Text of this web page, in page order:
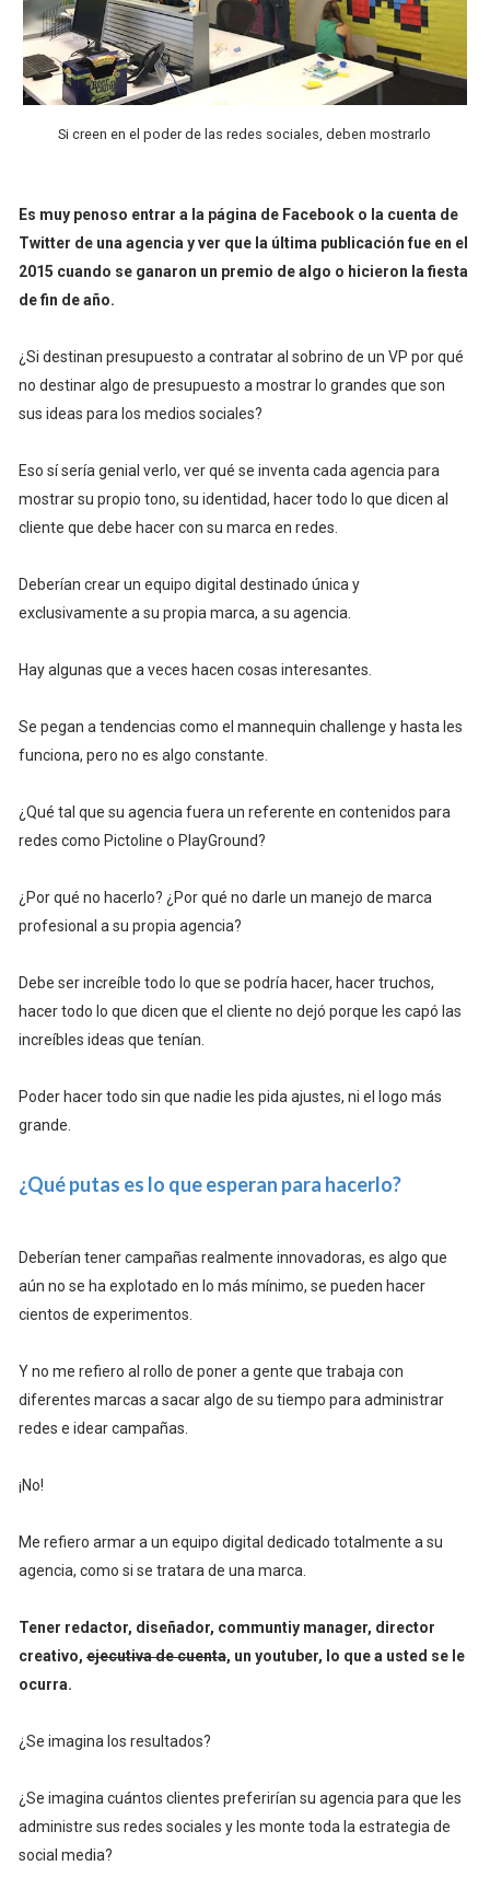
Si creen en el poder de las redes sociales, deben mostrarlo
Es muy penoso entrar a la página de Facebook o la cuenta de
Twitter de una agencia y ver que la última publicación fue en el
2015 cuando se ganaron un premio de algo o hicieron la fiesta
de fin de año.
¿Si destinan presupuesto a contratar al sobrino de un VP por qué
no destinar algo de presupuesto a mostrar lo grandes que son
sus ideas para los medios sociales?
Eso sí sería genial verlo, ver qué se inventa cada agencia para
mostrar su propio tono, su identidad, hacer todo lo que dicen al
cliente que debe hacer con su marca en redes.
Deberían crear un equipo digital destinado única y
exclusivamente a su propia marca, a su agencia.
Hay algunas que a veces hacen cosas interesantes.
Se pegan a tendencias como el mannequin challenge y hasta les
funciona, pero no es algo constante.
¿Qué tal que su agencia fuera un referente en contenidos para
redes como Pictoline o PlayGround?
¿Por qué no hacerlo? ¿Por qué no darle un manejo de marca
profesional a su propia agencia?
Debe ser increíble todo lo que se podría hacer, hacer truchos,
hacer todo lo que dicen que el cliente no dejó porque les capó las
increíbles ideas que tenían.
Poder hacer todo sin que nadie les pida ajustes, ni el logo más
grande.
¿Qué putas es lo que esperan para hacerlo?
Deberían tener campañas realmente innovadoras, es algo que
aún no se ha explotado en lo más mínimo, se pueden hacer
cientos de experimentos.
Y no me refiero al rollo de poner a gente que trabaja con
diferentes marcas a sacar algo de su tiempo para administrar
redes e idear campañas.
¡No!
Me refiero armar a un equipo digital dedicado totalmente a su
agencia, como si se tratara de una marca.
Tener redactor, diseñador, communtiy manager, director
creativo, ejecutiva de cuenta, un youtuber, lo que a usted se le
ocurra.
¿Se imagina los resultados?
¿Se imagina cuántos clientes preferirían su agencia para que les
administre sus redes sociales y les monte toda la estrategia de
social media?